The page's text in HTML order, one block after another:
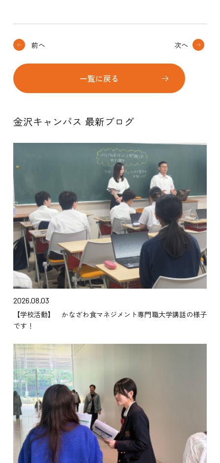
前へ
一覧に戻る
次へ
金沢キャンパス 最新ブログ
2026.08.03
【学校活動】 かなざわ食マネジメント専門職大学講話の様子
です！